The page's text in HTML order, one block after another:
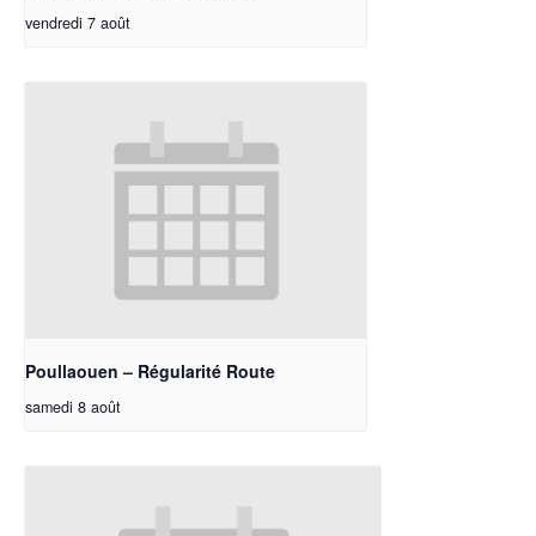
vendredi 7 août
Poullaouen – Régularité Route
samedi 8 août